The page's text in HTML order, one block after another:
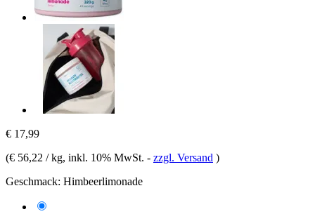
€ 17,99
(€ 56,22 / kg, inkl. 10% MwSt. - zzgl. Versand )
Geschmack: Himbeerlimonade